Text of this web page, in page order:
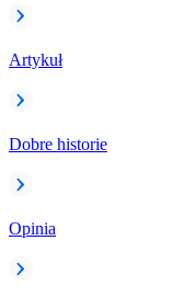
Artykuł
Dobre historie
Opinia